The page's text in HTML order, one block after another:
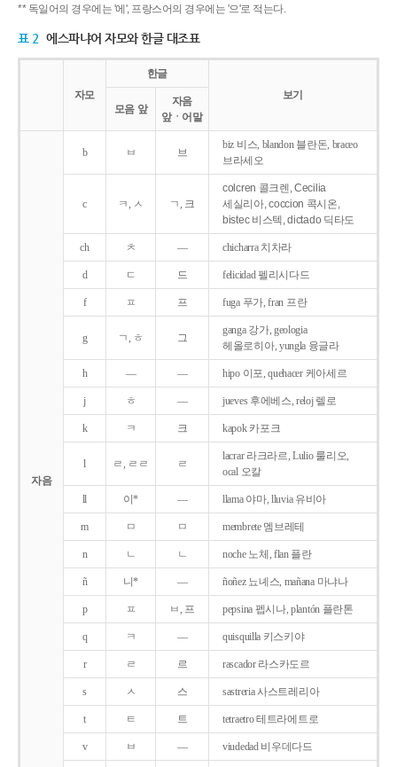
** 독일어의 경우에는 '에', 프랑스어의 경우에는 '으'로 적는다.
표 2 에스파냐어 자모와 한글 대조표
자모
한글
보기
모음 앞
자음
앞ㆍ어말
자음
b ㅂ 브
biz 비스, blandon 블란돈, braceo
브라세오
c ㅋ, ㅅ ㄱ, 크
colcren 콜크렌, Cecilia
세실리아, coccion 콕시온,
bistec 비스텍, dictado 딕타도
ch ㅊ ― chicharra 치차라
d ㄷ 드 felicidad 펠리시다드
f ㅍ 프 fuga 푸가, fran 프란
g ㄱ, ㅎ 그
ganga 강가, geologia
헤올로히아, yungla 융글라
h ― ― hipo 이포, quehacer 케아세르
j ㅎ ― jueves 후에베스, reloj 렐로
k ㅋ 크 kapok 카포크
l ㄹ, ㄹㄹ ㄹ
lacrar 라크라르, Lulio 룰리오,
ocal 오칼
ll 이* ― llama 야마, lluvia 유비아
m ㅁ ㅁ membrete 멤브레테
n ㄴ ㄴ noche 노체, flan 플란
ñ 니* ― ñoñez 뇨녜스, mañana 마냐나
p ㅍ ㅂ, 프 pepsina 펩시나, plantón 플란톤
q ㅋ ― quisquilla 키스키야
r ㄹ 르 rascador 라스카도르
s ㅅ 스 sastreria 사스트레리아
t ㅌ 트 tetraetro 테트라에트로
v ㅂ ― viudedad 비우데다드